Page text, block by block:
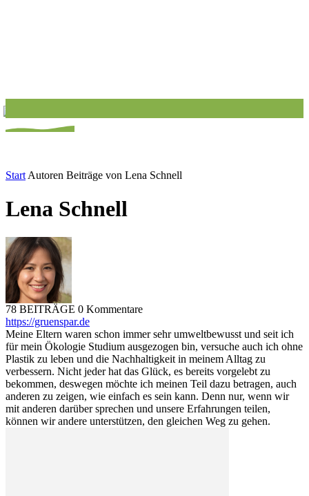
Start Autoren Beiträge von Lena Schnell
Lena Schnell
78 BEITRÄGE 0 Kommentare
https://gruenspar.de
Meine Eltern waren schon immer sehr umweltbewusst und seit ich
für mein Ökologie Studium ausgezogen bin, versuche auch ich ohne
Plastik zu leben und die Nachhaltigkeit in meinem Alltag zu
verbessern. Nicht jeder hat das Glück, es bereits vorgelebt zu
bekommen, deswegen möchte ich meinen Teil dazu betragen, auch
anderen zu zeigen, wie einfach es sein kann. Denn nur, wenn wir
mit anderen darüber sprechen und unsere Erfahrungen teilen,
können wir andere unterstützen, den gleichen Weg zu gehen.